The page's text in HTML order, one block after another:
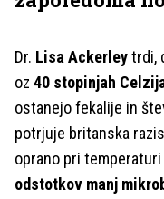
Dr. Lisa Ackerleytrdi,
oz 40 stopinjah
ostanejo fekalije in
potrjuje britanska
oprano pri
odstotkov manj